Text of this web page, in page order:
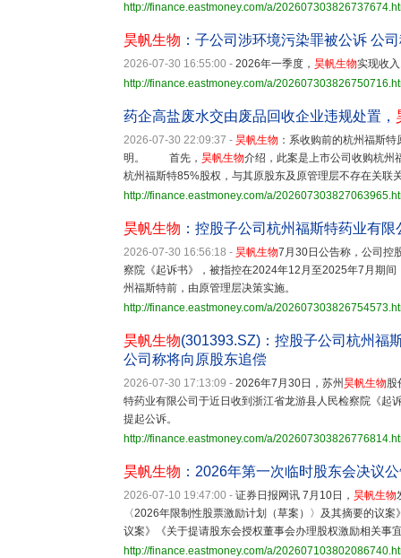
http://finance.eastmoney.com/a/
昊帆生物 ：子公司涉环境污染罪被公诉 公
2026-07-30 16:55:00 - 2026年一季度， 昊帆生物实现收
http://finance.eastmoney.com/a/
药企高盐废水交由废品回收企业违规处置，
2026-07-30 22:09:37 - 昊帆生物 ：系收购前的杭州福斯
明。 首先， 昊帆生物介绍，此案是上市公司收购杭州
杭州福斯特85%股权，与其原股东及原管理层不存在关联
http://finance.eastmoney.com/a/
昊帆生物 ：控股子公司杭州福斯特药业有
2026-07-30 16:56:18 - 昊帆生物7月30日公告称，公司控
察院《起诉书》，被指控在2024年12月至2025年7月期
州福斯特前，由原管理层决策实施。
http://finance.eastmoney.com/a/
昊帆生物(301393.SZ)：控股子公司杭州福
公司称将向原股东追偿
2026-07-30 17:13:09 - 2026年7月30日，苏州 昊帆生物股
特药业有限公司于近日收到浙江省龙游县人民检察院《起
提起公诉。
http://finance.eastmoney.com/a/
昊帆生物 ：2026年第一次临时股东会决议
2026-07-10 19:47:00 - 证券日报网讯 7月10日， 昊帆生物
〈2026年限制性股票激励计划（草案）〉及其摘要的议
议案》《关于提请股东会授权董事会办理股权激励相关事
http://finance.eastmoney.com/a/